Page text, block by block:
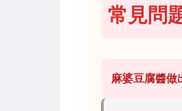
常見問
麻婆豆腐醬做